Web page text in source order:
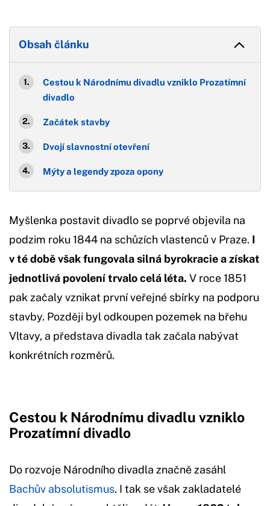
Obsah článku
Cestou k Národnímu divadlu vzniklo Prozatímní
divadlo
Začátek stavby
Dvojí slavnostní otevření
Mýty a legendy zpoza opony
Myšlenka postavit divadlo se poprvé objevila na
podzim roku 1844 na schůzích vlastenců v Praze. I
v té době však fungovala silná byrokracie a získat
jednotlivá povolení trvalo celá léta. V roce 1851
pak začaly vznikat první veřejné sbírky na podporu
stavby. Později byl odkoupen pozemek na břehu
Vltavy, a představa divadla tak začala nabývat
konkrétních rozměrů.
Cestou k Národnímu divadlu vzniklo
Prozatímní divadlo
Do rozvoje Národního divadla značně zasáhl
Bachův absolutismus. I tak se však zakladatelé